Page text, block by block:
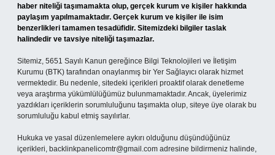
haber niteliği taşımamakta olup, gerçek kurum ve kişiler hakkında
paylaşım yapılmamaktadır. Gerçek kurum ve kişiler ile isim
benzerlikleri tamamen tesadüfidir. Sitemizdeki bilgiler taslak
halindedir ve tavsiye niteliği taşımazlar.
Sitemiz, 5651 Sayılı Kanun gereğince Bilgi Teknolojileri ve İletişim
Kurumu (BTK) tarafından onaylanmış bir Yer Sağlayıcı olarak hizmet
vermektedir. Bu nedenle, sitedeki içerikleri proaktif olarak denetleme
veya araştırma yükümlülüğümüz bulunmamaktadır. Ancak, üyelerimiz
yazdıkları içeriklerin sorumluluğunu taşımakta olup, siteye üye olarak bu
sorumluluğu kabul etmiş sayılırlar.
Hukuka ve yasal düzenlemelere aykırı olduğunu düşündüğünüz
içerikleri, backlinkpanelicomtr@gmail.com adresine bildirmeniz halinde,